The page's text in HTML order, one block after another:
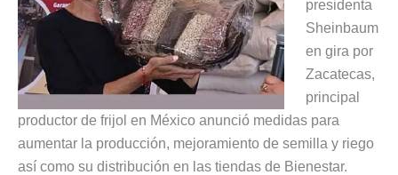
presidenta
Sheinbaum
en gira por
Zacatecas,
principal
productor de frijol en México anunció medidas para
aumentar la producción, mejoramiento de semilla y riego
así como su distribución en las tiendas de Bienestar.